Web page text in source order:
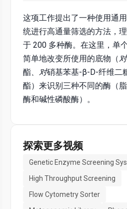
这项工作提出了一种使用通
统进行高通量筛选的方法，
于 200 多种酶。在这里，单
简单地改变所使用的底物（ 对
酯、对硝基苯基-β-D-纤维二
酯）来识别三种不同的酶（
酶和碱性磷酸酶）。
探索更多视频
Genetic Enzyme Screening
High Throughput Screening
Flow Cytometry Sorter